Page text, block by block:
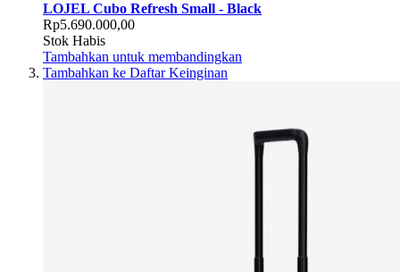
LOJEL Cubo Refresh Small - Black
Rp5.690.000,00
Stok Habis
Tambahkan untuk membandingkan
Tambahkan ke Daftar Keinginan